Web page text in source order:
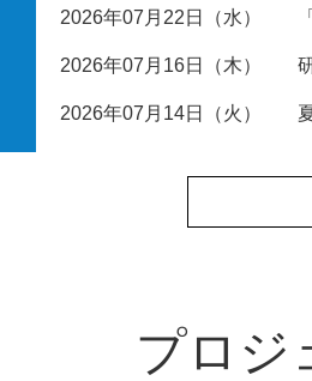
2026年07月22日（水）
2026年07月16日（木）
2026年07月14日（火）
プロジ